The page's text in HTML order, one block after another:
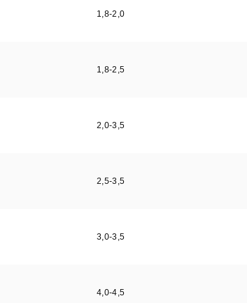
1,8-2,0
1,8-2,5
2,0-3,5
2,5-3,5
3,0-3,5
4,0-4,5